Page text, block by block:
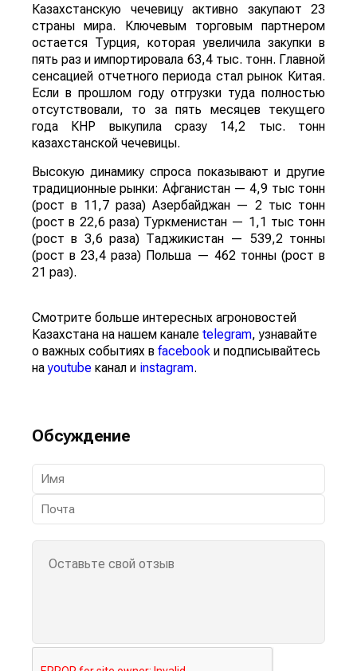
Казахстанскую чечевицу активно закупают 23
страны мира. Ключевым торговым партнером
остается Турция, которая увеличила закупки в
пять раз и импортировала 63,4 тыс. тонн. Главной
сенсацией отчетного периода стал рынок Китая.
Если в прошлом году отгрузки туда полностью
отсутствовали, то за пять месяцев текущего
года КНР выкупила сразу 14,2 тыс. тонн
казахстанской чечевицы.
Высокую динамику спроса показывают и другие
традиционные рынки: Афганистан — 4,9 тыс тонн
(рост в 11,7 раза) Азербайджан — 2 тыс тонн
(рост в 22,6 раза) Туркменистан — 1,1 тыс тонн
(рост в 3,6 раза) Таджикистан — 539,2 тонны
(рост в 23,4 раза) Польша — 462 тонны (рост в
21 раз).
Смотрите больше интересных агроновостей
Казахстана на нашем канале telegram, узнавайте
о важных событиях в facebook и подписывайтесь
наyoutube канал и instagram.
Обсуждение